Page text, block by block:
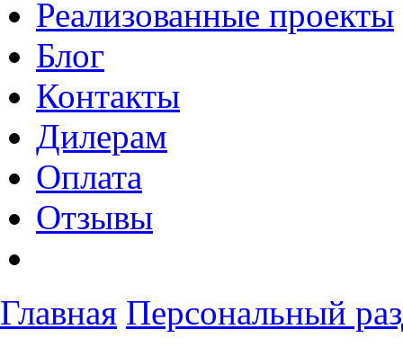
Реализованные проекты
Блог
Контакты
Дилерам
Оплата
Отзывы
Главная Персональный